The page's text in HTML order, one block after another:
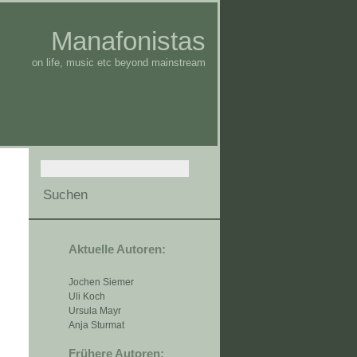
Manafonistas
on life, music etc beyond mainstream
Aktuelle Autoren:
Jochen Siemer
Uli Koch
Ursula Mayr
Anja Sturmat
Frühere Autoren: